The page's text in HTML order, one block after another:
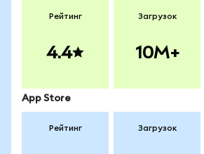
Рейтинг
4.4
Загрузок
10M+
App Store
Рейтинг Загрузок